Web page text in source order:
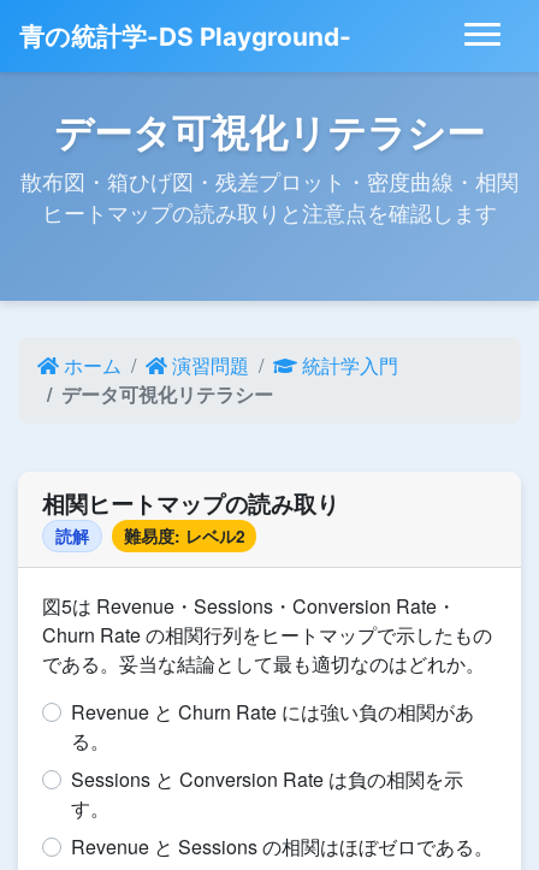
青の統計学-DS Playground-
データ可視化リテラシー
散布図・箱ひげ図・残差プロット・密度曲線・相関
ヒートマップの読み取りと注意点を確認します
ホーム 演習問題
統計学入門
データ可視化リテラシー
相関ヒートマップの読み取り
読解 難易度: レベル2
図5は Revenue・Sessions・Conversion Rate・
Churn Rate の相関行列をヒートマップで示したもの
である。妥当な結論として最も適切なのはどれか。
Revenue と Churn Rate には強い負の相関があ
る。
Sessions と Conversion Rate は負の相関を示
す。
Revenue と Sessions の相関はほぼゼロである。